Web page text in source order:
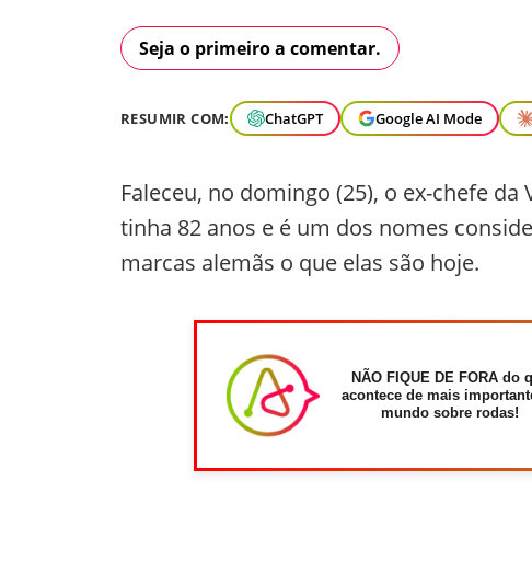
Seja o primeiro a comentar.
RESUMIR COM: ChatGPT Google AI Mode
Faleceu, no domingo (25), o ex-chefe
tinha 82 anos e é um dos nomes
marcas alemãs o que elas são hoje.
NÃO FIQUE DE FORA do
acontece de mais
mundo sobre rodas!